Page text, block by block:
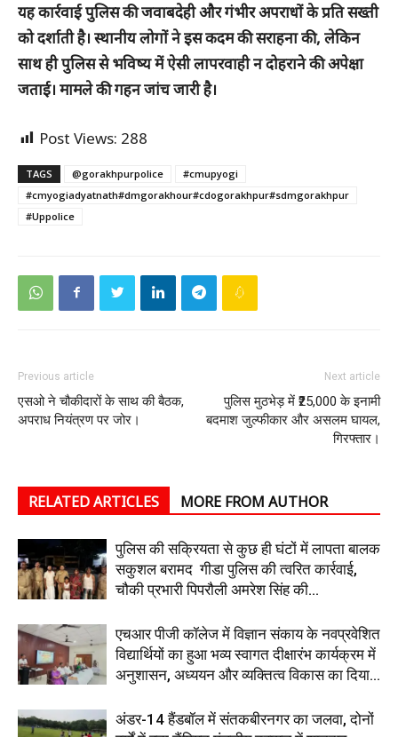
यह कार्रवाई पुलिस की जवाबदेही और गंभीर अपराधों के प्रति सख्ती
को दर्शाती है। स्थानीय लोगों ने इस कदम की सराहना की, लेकिन
साथ ही पुलिस से भविष्य में ऐसी लापरवाही न दोहराने की अपेक्षा
जताई। मामले की गहन जांच जारी है।
Post Views: 288
TAGS @gorakhpurpolice
#cmupyogi
#cmyogiadyatnath#dmgorakhour#cdogorakhpur#sdmgorakhpur
#Uppolice
Previous article
एसओ ने चौकीदारों के साथ की बैठक,
अपराध नियंत्रण पर जोर।
Next article
पुलिस मुठभेड़ में ₹25,000 के इनामी
बदमाश जुल्फीकार और असलम घायल,
गिरफ्तार।
RELATED ARTICLES MORE FROM AUTHOR
पुलिस की सक्रियता से कुछ ही घंटों में लापता बालक
सकुशल बरामद गीडा पुलिस की त्वरित कार्रवाई,
चौकी प्रभारी पिपरौली अमरेश सिंह की...
एचआर पीजी कॉलेज में विज्ञान संकाय के नवप्रवेशित
विद्यार्थियों का हुआ भव्य स्वागत दीक्षारंभ कार्यक्रम में
अनुशासन, अध्ययन और व्यक्तित्व विकास का दिया...
अंडर-14 हैंडबॉल में संतकबीरनगर का जलवा, दोनों